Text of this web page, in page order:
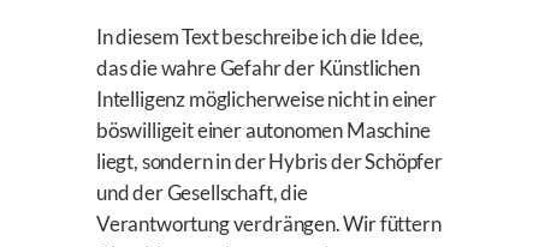
In diesem Text beschreibe ich die Idee,
das die wahre Gefahr der Künstlichen
Intelligenz möglicherweise nicht in einer
böswilligeit einer autonomen Maschine
liegt, sondern in der Hybris der Schöpfer
und der Gesellschaft, die
Verantwortung verdrängen. Wir füttern